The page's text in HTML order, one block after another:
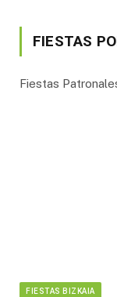
FIESTAS
Fiestas
FIESTAS BIZKAIA